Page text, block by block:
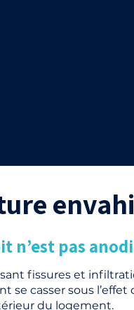
n’est pas
fissures et
se casser sous l’effet
du logement.